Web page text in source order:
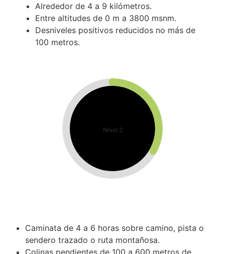
Alrededor de 4 a 9 kilómetros.
Entre altitudes de 0 m a 3800 msnm.
Desniveles positivos reducidos no más de
100 metros.
Nivel 2
Caminata de 4 a 6 horas sobre camino, pista o
sendero trazado o ruta montañosa.
Colinas pendientes de 100 a 600 metros de